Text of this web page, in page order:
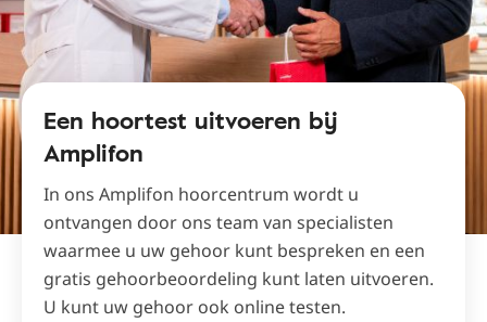
Een hoortest uitvoeren bij
Amplifon
In ons Amplifon hoorcentrum wordt u
ontvangen door ons team van specialisten
waarmee u uw gehoor kunt bespreken en een
gratis gehoorbeoordeling kunt laten uitvoeren.
U kunt uw gehoor ook online testen.